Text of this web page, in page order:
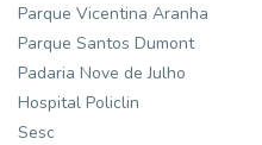
Parque Vicentina Aranha
Parque Santos Dumont
Padaria Nove de Julho
Hospital Policlin
Sesc